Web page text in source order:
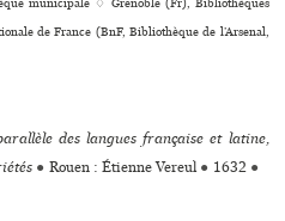
muni­ci­pale ♢ Grenoble (Fr), Bibliothèques
de France (BnF, Bibliothèque de l’Arsenal,
des langues française et latine,
● Rouen : Étienne Vereul ● 1632 ●